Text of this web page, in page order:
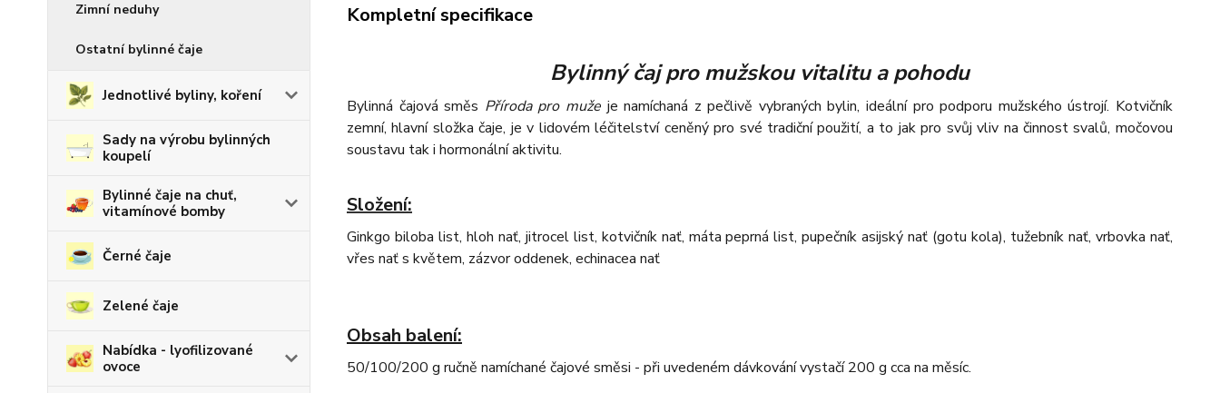
Zimní neduhy
Ostatní bylinné čaje
Jednotlivé byliny, koření
Sady na výrobu bylinných
koupelí
Bylinné čaje na chuť,
vitamínové bomby
Černé čaje
Zelené čaje
Nabídka - lyofilizované
ovoce
Kompletní specifikace
Bylinný čaj pro mužskou vitalitu a pohodu
Bylinná čajová směs Příroda pro mužeje namíchaná z pečlivě vybraných bylin, ideální pro podporu mužského ústrojí. Kotvičník
zemní, hlavní složka čaje, je v lidovém léčitelství ceněný pro své tradiční použití, a to jak pro svůj vliv na činnost svalů, močovou
soustavu tak i hormonální aktivitu.
Složení:
Ginkgo biloba list, hloh nať, jitrocel list, kotvičník nať, máta peprná list, pupečník asijský nať (gotu kola), tužebník nať, vrbovka nať,
vřes nať s květem, zázvor oddenek, echinacea nať
Obsah balení:
50/100/200 g ručně namíchané čajové směsi - při uvedeném dávkování vystačí 200 g cca na měsíc.